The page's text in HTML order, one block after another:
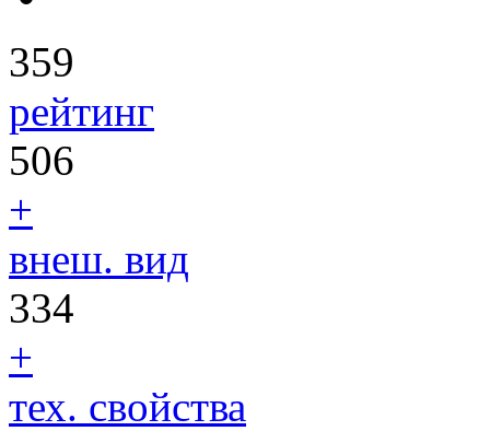
359
рейтинг
506
+
внеш. вид
334
+
тех. свойства